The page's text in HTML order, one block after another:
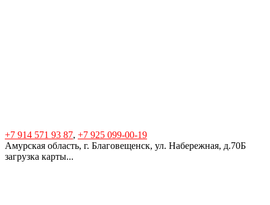
+7 914 571 93 87, +7 925 099-00-19
Амурская область, г. Благовещенск, ул. Набережная, д.70Б
загрузка карты...